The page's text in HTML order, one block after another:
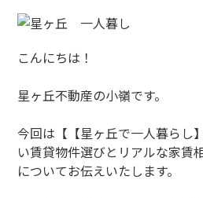
こんにちは！
星ヶ丘不動産の小嶺です。
今回は【【星ヶ丘で一人暮らし
い賃貸物件選びとリアルな家賃相
についてお伝えいたします。